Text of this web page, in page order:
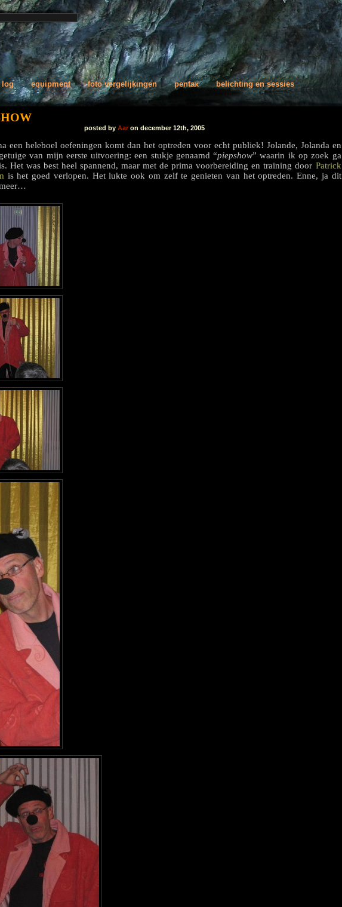
log equipment foto vergelijkingen pentax belichting en sessies
posted by Aaron december 12th, 2005
een heleboel oefeningen komt dan het optreden voor echt publiek! Jolande, Jolanda en
van mijn eerste uitvoering: een stukje genaamd “piepshow” waarin ik op zoek ga
Het was best heel spannend, maar met de prima voorbereiding en training door Patrick
is het goed verlopen. Het lukte ook om zelf te genieten van het optreden. Enne, ja dit